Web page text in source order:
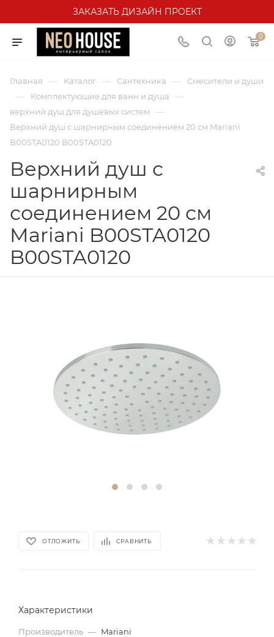
ЗАКАЗАТЬ ДИЗАЙН ПРОЕКТ
0
Главная — Каталог — Сантехника — Смесители и души
— Комплектующие для ванн и душа —
верхний душ для душевых систем —
Верхний душ с шарнирным соединением 20 см Mariani
B00STA0120 B00STA0120
Верхний душ с
шарнирным
соединением 20 см
Mariani B00STA0120
B00STA0120
ОТЛОЖИТЬ СРАВНИТЬ
Характеристики
Производитель — Mariani